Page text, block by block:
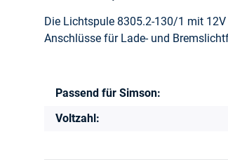
Die Lichtspule 8305.2-130/1 mit
Anschlüsse für Lade- und
Produkteigenschaft
Wert
Passend für Simson:
Voltzahl: